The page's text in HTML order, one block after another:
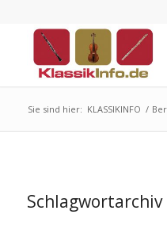
Sie sind hier: KLASSIKINFO /